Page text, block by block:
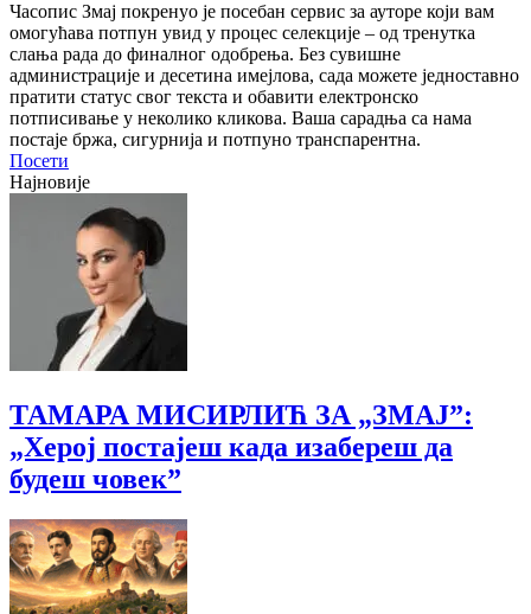
Часопис Змај покренуо је посебан сервис за ауторе који вам
омогућава потпун увид у процес селекције – од тренутка
слања рада до финалног одобрења. Без сувишне
администрације и десетина имејлова, сада можете једноставно
пратити статус свог текста и обавити електронско
потписивање у неколико кликова. Ваша сарадња са нама
постаје бржа, сигурнија и потпуно транспарентна.
Посети
Најновије
ТАМАРА МИСИРЛИЋ ЗА „ЗМАЈ”:
„Херој постајеш када изабереш да
будеш човек”